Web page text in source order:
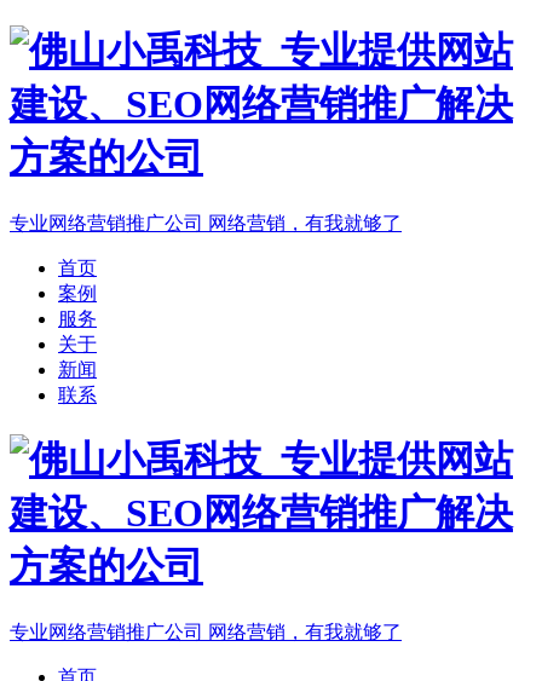
专业网络营销推广公司 网络营销，有我就够了
首页
案例
服务
关于
新闻
联系
专业网络营销推广公司 网络营销，有我就够了
首页